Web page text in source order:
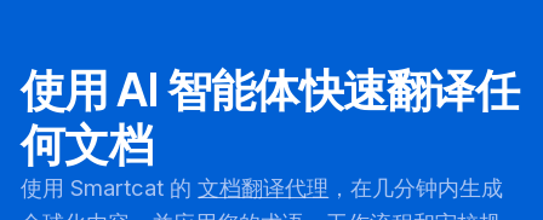
使用 AI 智能体快速翻译任
何文档
使用 Smartcat 的文档翻译代理 ，在几分钟内生成